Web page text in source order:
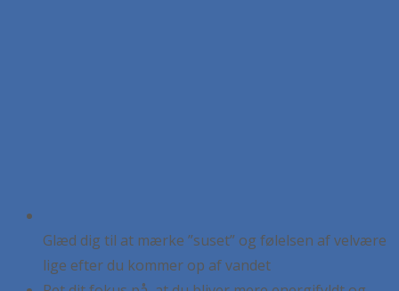
Glæd dig til at mærke ”suset” og følelsen af velvære
lige efter du kommer op af vandet